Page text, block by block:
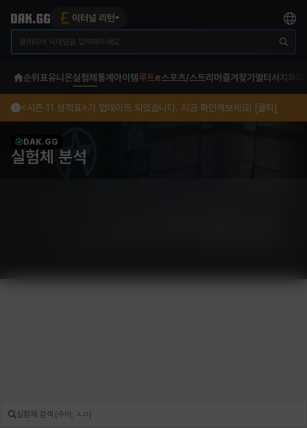
이터널 리턴
순위표유니온실험체 통계 아이템루트e스포츠/스트리머 즐겨찾기 멀티서치 파티
<시즌 11 성적표>가 업데이트 되었습니다. 지금 확인해보세요! [클릭]
DAK.GG
실험체 분석